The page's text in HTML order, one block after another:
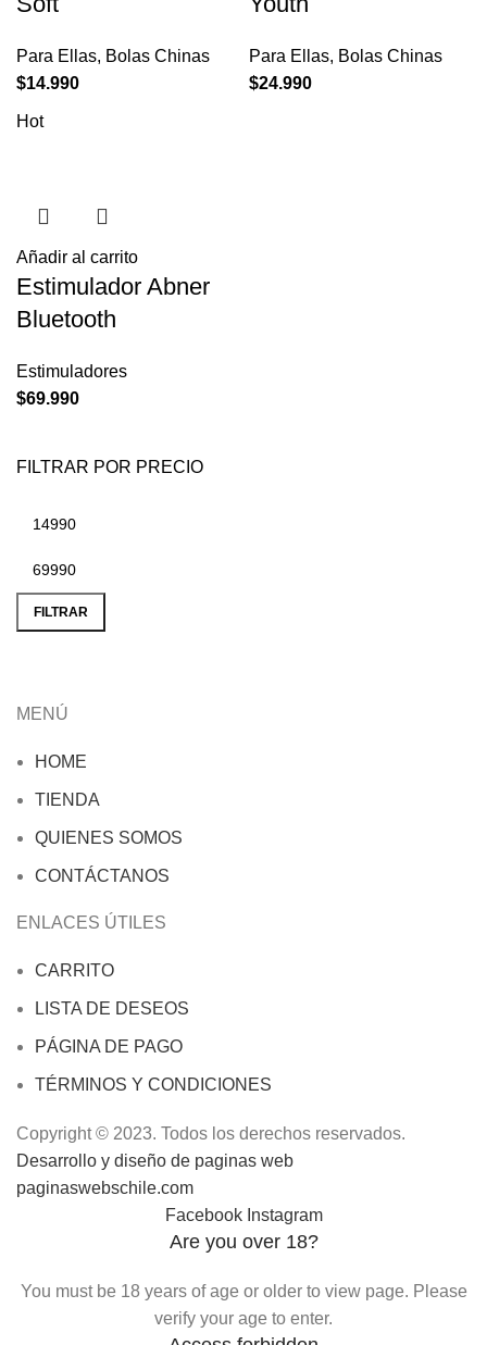
FILTRAR POR PRECIO
Precio
mínimo
Precio
máximo
FILTRAR
Para Ellas, Bolas Chinas
$14.990
Para Ellas, Bolas Chinas
$24.990
Hot
Añadir al carrito
Estimulador Abner
Bluetooth
Estimuladores
$69.990
MENÚ
HOME
TIENDA
QUIENES SOMOS
CONTÁCTANOS
ENLACES ÚTILES
CARRITO
LISTA DE DESEOS
PÁGINA DE PAGO
TÉRMINOS Y CONDICIONES
Copyright © 2023. Todos los derechos reservados.
Desarrollo y diseño de paginas web
paginaswebschile.com
Facebook Instagram
Are you over 18?
You must be 18 years of age or older to view page. Please
verify your age to enter.